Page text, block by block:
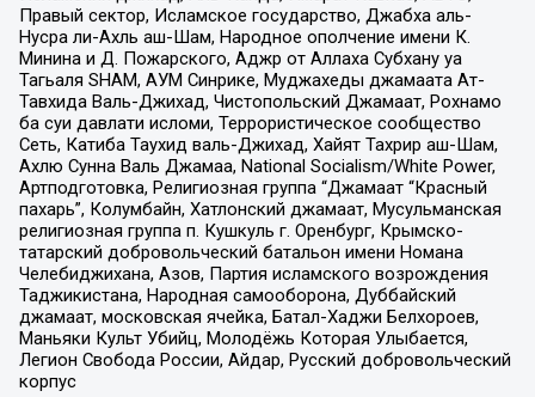
Правый сектор, Исламское государство, Джабха аль-
Нусра ли-Ахль аш-Шам, Народное ополчение имени К.
Минина и Д. Пожарского, Аджр от Аллаха Субхану уа
Тагьаля SHAM, АУМ Синрике, Муджахеды джамаата Ат-
Тавхида Валь-Джихад, Чистопольский Джамаат, Рохнамо
ба суи давлати исломи, Террористическое сообщество
Сеть, Катиба Таухид валь-Джихад, Хайят Тахрир аш-Шам,
Ахлю Сунна Валь Джамаа, National Socialism/White Power,
Артподготовка, Религиозная группа “Джамаат “Красный
пахарь”, Колумбайн, Хатлонский джамаат, Мусульманская
религиозная группа п. Кушкуль г. Оренбург, Крымско-
татарский добровольческий батальон имени Номана
Челебиджихана, Азов, Партия исламского возрождения
Таджикистана, Народная самооборона, Дуббайский
джамаат, московская ячейка, Батал-Хаджи Белхороев,
Маньяки Культ Убийц, Молодёжь Которая Улыбается,
Легион Свобода России, Айдар, Русский добровольческий
корпус